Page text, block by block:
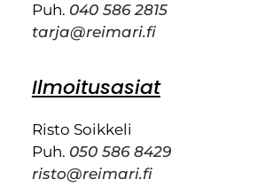
Puh. 040 586 2815
tarja@reimari.fi
Ilmoitusasiat
Risto Soikkeli
Puh. 050 586 8429
risto@reimari.fi